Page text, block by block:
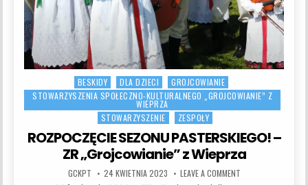
Posted in
BESKIDY DLA DZIECI
GROJCOWIANIE
STOWARZYSZENIA SPOŁECZNO-KULTURALNEGO „GROJCOWIANIE” Z
WIEPRZA
STOWARZYSZENIE
ZESPOŁY
ROZPOCZĘCIE SEZONU PASTERSKIEGO! –
ZR „Grojcowianie” z Wieprza
AUTHOR:
GCKPT PUBLISHED DATE:
24 KWIETNIA 2023 LEAVE A COMMENTON ROZPOCZĘCIE